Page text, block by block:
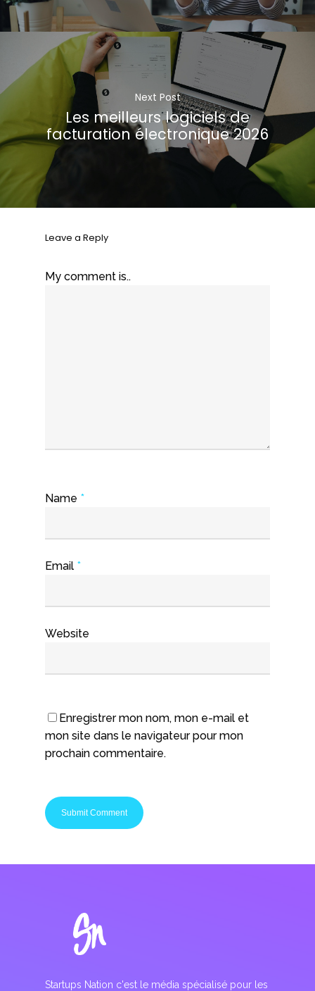
Next Post
Les meilleurs logiciels de
facturation électronique 2026
Leave a Reply
My comment is..
Name *
Email *
Website
Enregistrer mon nom, mon e-mail et
mon site dans le navigateur pour mon
prochain commentaire.
Startups Nation c'est le média spécialisé pour les